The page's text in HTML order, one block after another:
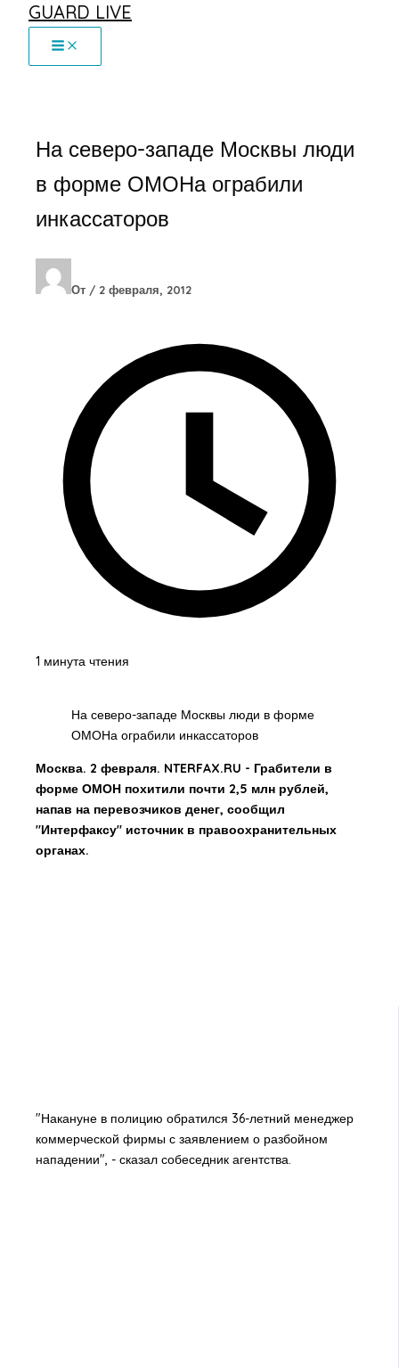
GUARD LIVE
На северо-западе Москвы люди
в форме ОМОНа ограбили
инкассаторов
От / 2 февраля, 2012
1 минута чтения
На северо-западе Москвы люди в форме
ОМОНа ограбили инкассаторов
Москва. 2 февраля. NTERFAX.RU - Грабители в
форме ОМОН похитили почти 2,5 млн рублей,
напав на перевозчиков денег, сообщил
"Интерфаксу" источник в правоохранительных
органах.
"Накануне в полицию обратился 36-летний менеджер
коммерческой фирмы с заявлением о разбойном
нападении", - сказал собеседник агентства.